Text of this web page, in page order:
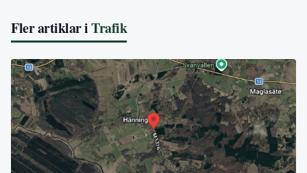
Fler artiklar iTrafik